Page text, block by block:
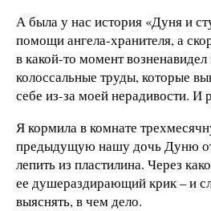
А была у нас история «Дуня и
помощи ангела-хранителя, а
в какой-то момент возненавидел
колоссальные труды, которые
себе из-за моей нерадивости. И
Я кормила в комнате
предыдущую нашу дочь Дуню
лепить из пластилина. Через
ее душераздирающий крик – и
выяснять, в чем дело.